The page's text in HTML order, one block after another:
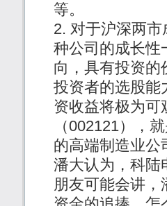
等。
对于沪深两
种公司的成长性
向，具有投资的
投资者的选股能
资收益将极为可
（002121），
的高端制造业公
潘大认为，科陆
朋友可能会讲